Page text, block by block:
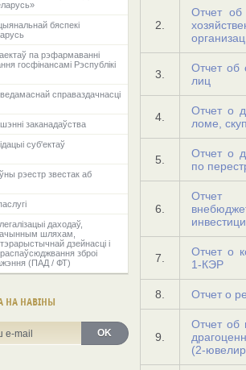
бяспекі
па рэфармаваннi
госфiнансамi Рэспублiкi
справаздачнасці
заканадаўства
суб'ектаў
рэестр звестак аб
даходаў,
шляхам,
дзейнасці і
зброі
(ПАД / ФТ)
НА НАВІНЫ
OK
2.
Отчет об
3.
Отчет об
лиц
4.
Отчет о
ломе,
5.
Отчет о
по
6.
Отчет
7.
Отчет о
1-КЭР
8. Отчет о
9.
Отчет об
(2-